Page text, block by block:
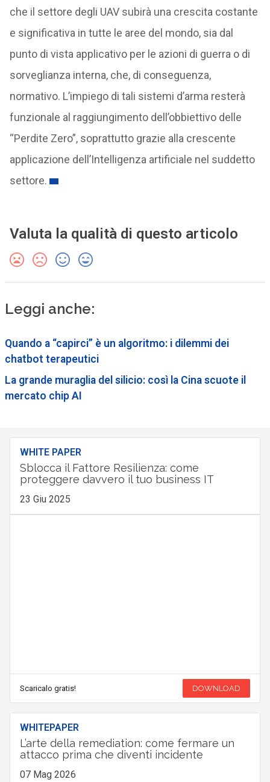
che il settore degli UAV subirà una crescita costante
e significativa in tutte le aree del mondo, sia dal
punto di vista applicativo per le azioni di guerra o di
sorveglianza interna, che, di conseguenza,
normativo. L’impiego di tali sistemi d’arma resterà
funzionale al raggiungimento dell’obbiettivo delle
“Perdite Zero”, soprattutto grazie alla crescente
applicazione dell’Intelligenza artificiale nel suddetto
settore.
Valuta la qualità di questo articolo
Leggi anche:
Quando a “capirci” è un algoritmo: i dilemmi dei
chatbot terapeutici
La grande muraglia del silicio: così la Cina scuote il
mercato chip AI
WHITE PAPER
Sblocca il Fattore Resilienza: come
proteggere davvero il tuo business IT
23 Giu 2025
Scaricalo gratis! DOWNLOAD
WHITEPAPER
L’arte della remediation: come fermare un
attacco prima che diventi incidente
07 Mag 2026